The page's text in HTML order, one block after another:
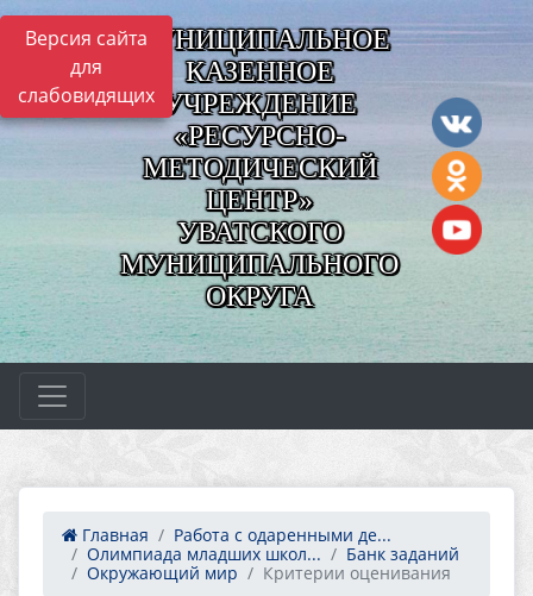
Версия сайта
для
слабовидящих
МУНИЦИПАЛЬНОЕ
КАЗЕННОЕ
УЧРЕЖДЕНИЕ
«РЕСУРСНО-
МЕТОДИЧЕСКИЙ
ЦЕНТР»
УВАТСКОГО
МУНИЦИПАЛЬНОГО
ОКРУГА
Главная
Работа с одаренными де...
Олимпиада младших школ...
Банк заданий
Окружающий мир
Критерии оценивания